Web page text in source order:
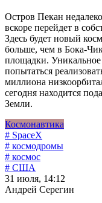
Остров Пекан
вскоре перейдет в
Здесь будет новый
больше, чем в Бока-
площадки.
попытаться
миллиона
сегодня находится
Земли.
Космонавтика
# SpaceX
# космодромы
# космос
# США
31 июля, 14:12
Андрей Серегин